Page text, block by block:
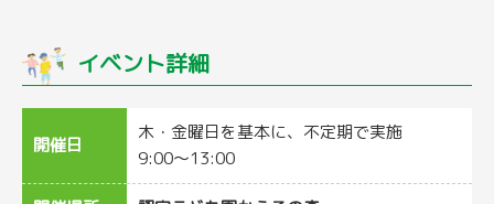
イベント詳細
開催日
木・金曜日を基本に、不定期で実施
9:00～13:00